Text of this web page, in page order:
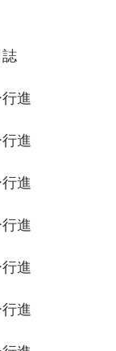
進
進
進
進
進
進